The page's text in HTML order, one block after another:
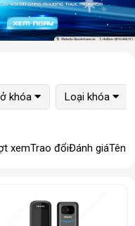
khóa Loại khóa
xemTrao đổiĐánh giáTên